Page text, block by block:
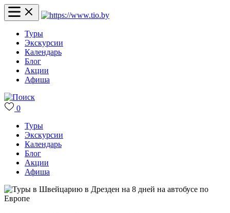
Туры
Экскурсии
Календарь
Блог
Акции
Афиша
0
Туры
Экскурсии
Календарь
Блог
Акции
Афиша